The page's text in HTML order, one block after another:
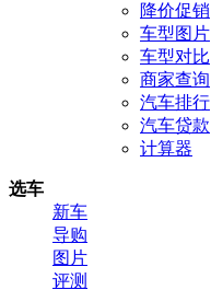
降价促销
车型图片
车型对比
商家查询
汽车排行
汽车贷款
计算器
选车
新车
导购
图片
评测